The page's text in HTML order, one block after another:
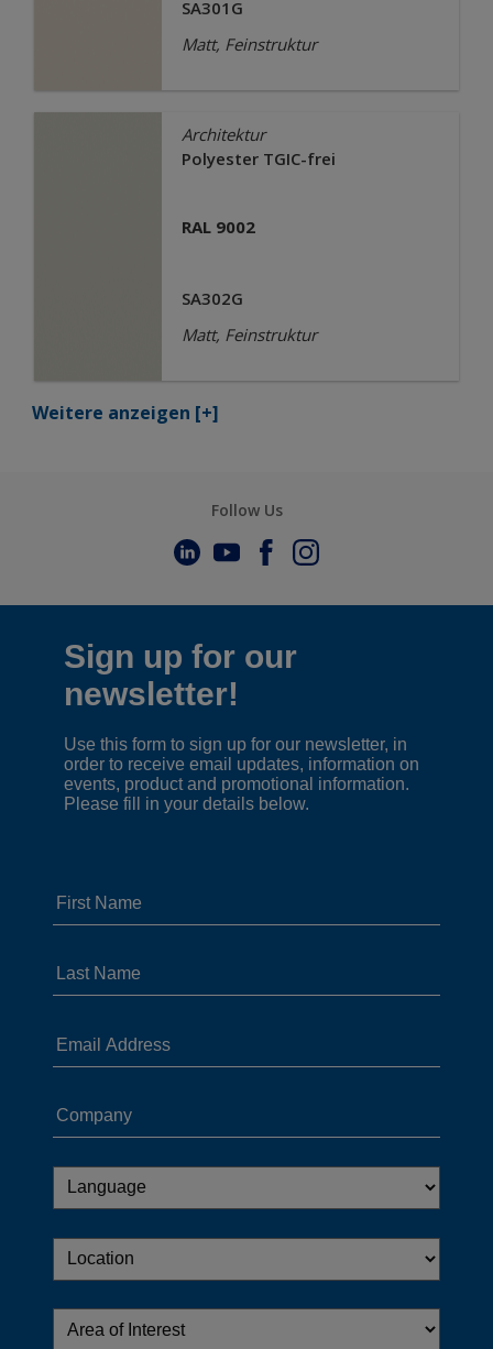
SA301G
Matt, Feinstruktur
Architektur
Polyester TGIC-frei
RAL 9002
SA302G
Matt, Feinstruktur
Weitere anzeigen [+]
Follow Us